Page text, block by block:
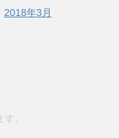
2018年3月
。